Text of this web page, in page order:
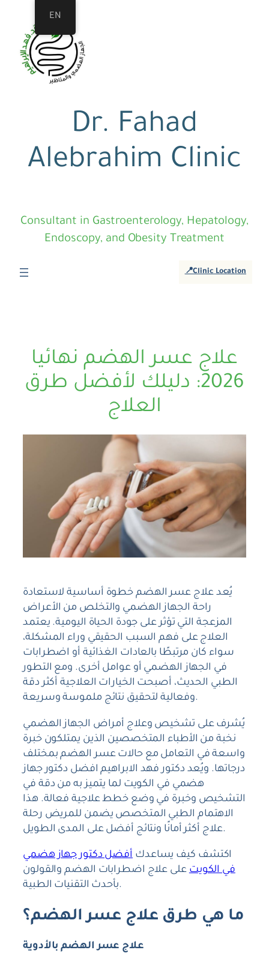
Dr. Fahad
Alebrahim Clinic
Consultant in Gastroenterology, Hepatology,
Endoscopy, and Obesity Treatment
📍Clinic Location
علاج عسر الهضم نهائيا
2026: دليلك لأفضل طرق
العلاج
يُعدعلاج عسر الهضم خطوة أساسية لاستعادة
راحة الجهاز الهضمي والتخلص من الأعراض
المزعجة التي تؤثر على جودة الحياة اليومية. يعتمد
العلاج على فهم السبب الحقيقي وراء المشكلة،
سواء كان مرتبطًا بالعادات الغذائية أو اضطرابات
في الجهاز الهضمي أو عوامل أخرى. ومع التطور
الطبي الحديث، أصبحت الخيارات العلاجية أكثر دقة
وفعالية لتحقيق نتائج ملموسة وسريعة.
يُشرف على تشخيص وعلاج أمراض الجهاز الهضمي
نخبة من الأطباء المتخصصين الذين يمتلكون خبرة
واسعة في التعامل مع حالات عسر الهضم بمختلف
درجاتها. ويُعد دكتور فهد الابراهيمافضل دكتور جهاز
هضمي في الكويت لما يتميز به من دقة في
التشخيص وخبرة في وضع خطط علاجية فعالة. هذا
الاهتمام الطبي المتخصص يضمن للمريض رحلة
علاج أكثر أمانًا ونتائج أفضل على المدى الطويل.
اكتشف كيف يساعدك أفضل دكتور جهاز هضمي
في الكويتعلى علاج اضطرابات الهضم والقولون
بأحدث التقنيات الطبية.
ما هي طرق علاج عسر الهضم؟
علاج عسر الهضم بالأدوية
EN